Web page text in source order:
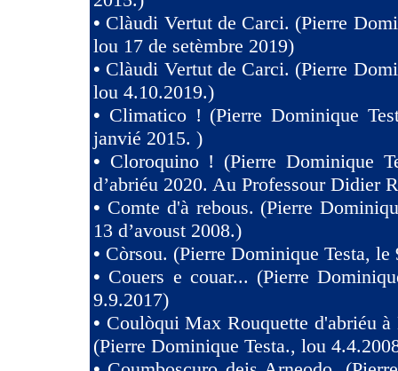
• Clàudi Vertut de Carci. (Pierre
lou 17 de setèmbre 2019)
• Clàudi Vertut de Carci. (Pierre
lou 4.10.2019.)
• Climatico ! (Pierre Dominique
janvié 2015. )
• Cloroquino ! (Pierre Dominique
d’abriéu 2020. Au Professour Didier
• Comte d'à rebous. (Pierre
13 d’avoust 2008.)
• Còrsou. (Pierre Dominique Testa, le
• Couers e couar... (Pierre
9.9.2017)
• Coulòqui Max Rouquette d'abriéu
(Pierre Dominique Testa., lou